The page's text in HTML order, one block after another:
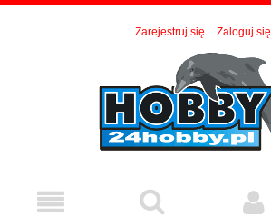
Zarejestruj się Zaloguj się